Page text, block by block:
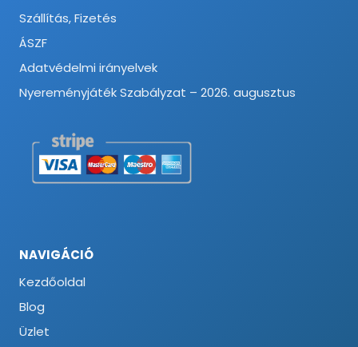
Szállítás, Fizetés
ÁSZF
Adatvédelmi irányelvek
Nyereményjáték Szabályzat – 2026. augusztus
NAVIGÁCIÓ
Kezdőoldal
Blog
Üzlet